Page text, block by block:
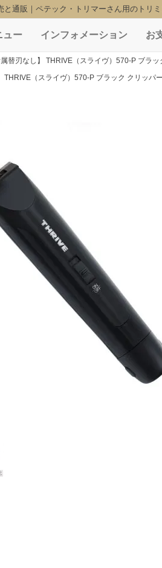
と通販｜ペテック・トリマーさん用のトリ
ュー インフォメーション お
属替刃なし】 THRIVE（スライヴ）570-P ブラ
THRIVE（スライヴ）570-P ブラック クリッパ